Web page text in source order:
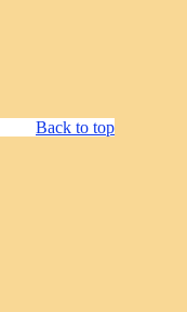
Back to top